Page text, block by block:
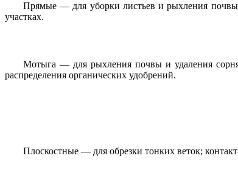
Прямые — для уборки листьев и рыхления
участках.
Мотыга — для рыхления почвы и удаления
распределения органических удобрений.
Плоскостные — для обрезки тонких веток;